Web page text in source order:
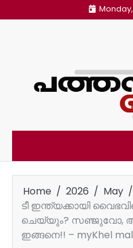
to
Home 2026 May
ടീ ഇന്ത്യക്കായി
ചെയ്യും? സഞ്ജുവോ,
ഇങ്ങനെ!! – myKhel